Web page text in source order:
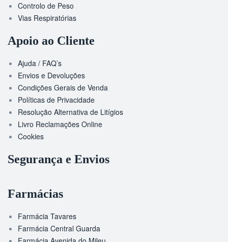
Controlo de Peso
Vias Respiratórias
Apoio ao Cliente
Ajuda / FAQ’s
Envios e Devoluções
Condições Gerais de Venda
Políticas de Privacidade
Resolução Alternativa de Litígios
Livro Reclamações Online
Cookies
Segurança e Envios
Farmácias
Farmácia Tavares
Farmácia Central Guarda